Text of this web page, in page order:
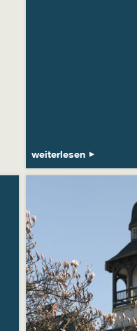
weiterlesen